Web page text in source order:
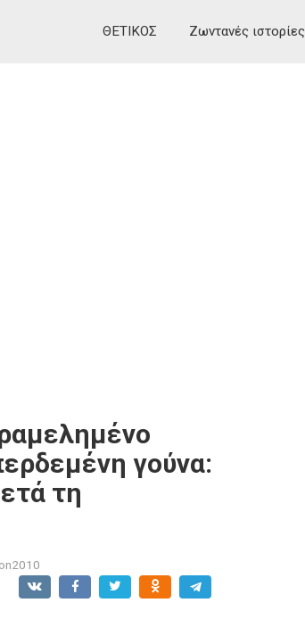
ΘΕΤΙΚΟΣ Ζωντανές ιστορίες
γούνα:
τη